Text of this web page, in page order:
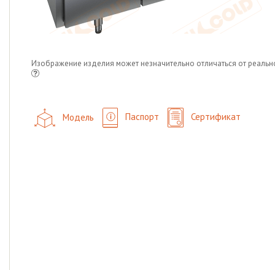
Изображение изделия может незначительно отличаться от
Модель Паспорт Сертификат